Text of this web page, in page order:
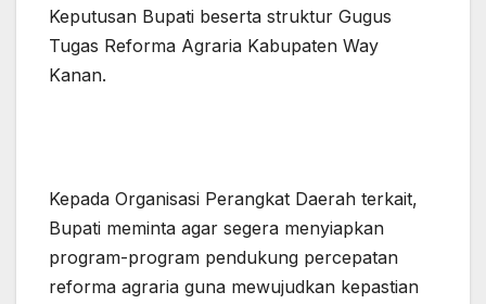
Keputusan Bupati beserta struktur Gugus
Tugas Reforma Agraria Kabupaten Way
Kanan.
Kepada Organisasi Perangkat Daerah terkait,
Bupati meminta agar segera menyiapkan
program-program pendukung percepatan
reforma agraria guna mewujudkan kepastian